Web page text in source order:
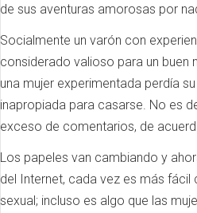
de sus aventuras amorosas por
Socialmente un varón con
considerado valioso para un buen
una mujer experimentada perdía
inapropiada para casarse. No es
exceso de comentarios, de
Los papeles van cambiando y
del Internet, cada vez es más fácil
sexual; incluso es algo que las